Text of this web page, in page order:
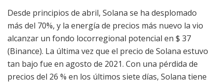
Desde principios de abril, Solana se ha desplomado
más del 70%, y la energía de precios más nuevo la vio
alcanzar un fondo locorregional potencial en $ 37
(Binance). La última vez que el precio de Solana estuvo
tan bajo fue en agosto de 2021. Con una pérdida de
precios del 26 % en los últimos siete días, Solana tiene